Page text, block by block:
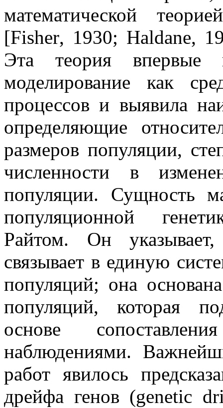
математической
[Fisher, 1930; Haldane,
Эта теория впервые
моделирование как
процессов и выявила
определяющие
размеров популяции,
численности в
популяции. Сущность
популяционной
Райтом. Он указывает,
связывает в единую
популяций; она
популяций, которая
основе
наблюдениями.
работ явилось
дрейфа генов (genetic